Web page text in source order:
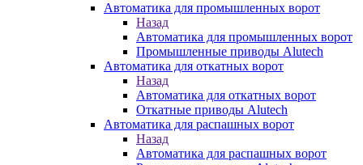
Автоматика для промышленных ворот
Назад
Автоматика для промышленных ворот
Промышленные приводы Alutech
Автоматика для откатных ворот
Назад
Автоматика для откатных ворот
Откатные приводы Alutech
Автоматика для распашных ворот
Назад
Автоматика для распашных ворот